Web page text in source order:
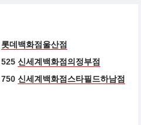
롯데백화점울산점
신세계백화점의정부점
신세계백화점스타필드하남점